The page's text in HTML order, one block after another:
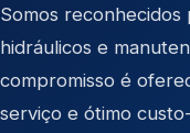
Somos reconhecidos
hidráulicos e
compromisso é
serviço e ótimo